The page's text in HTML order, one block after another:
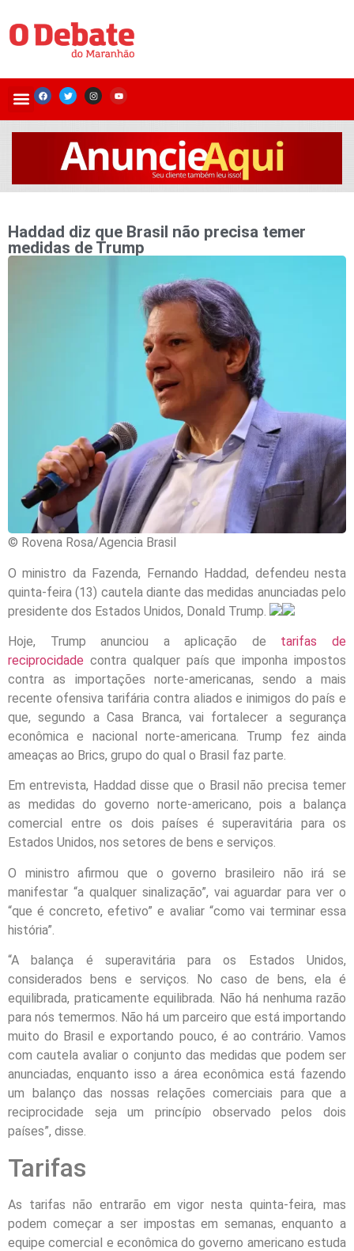
Haddad diz que Brasil não precisa temer
medidas de Trump
© Rovena Rosa/Agencia Brasil
O ministro da Fazenda, Fernando Haddad, defendeu nesta
quinta-feira (13) cautela diante das medidas anunciadas pelo
presidente dos Estados Unidos, Donald Trump.
Hoje, Trump anunciou a aplicação de tarifas de
reciprocidade contra qualquer país que imponha impostos
contra as importações norte-americanas, sendo a mais
recente ofensiva tarifária contra aliados e inimigos do país e
que, segundo a Casa Branca, vai fortalecer a segurança
econômica e nacional norte-americana. Trump fez ainda
ameaças ao Brics, grupo do qual o Brasil faz parte.
Em entrevista, Haddad disse que o Brasil não precisa temer
as medidas do governo norte-americano, pois a balança
comercial entre os dois países é superavitária para os
Estados Unidos, nos setores de bens e serviços.
O ministro afirmou que o governo brasileiro não irá se
manifestar “a qualquer sinalização”, vai aguardar para ver o
“que é concreto, efetivo” e avaliar “como vai terminar essa
história”.
“A balança é superavitária para os Estados Unidos,
considerados bens e serviços. No caso de bens, ela é
equilibrada, praticamente equilibrada. Não há nenhuma razão
para nós temermos. Não há um parceiro que está importando
muito do Brasil e exportando pouco, é ao contrário. Vamos
com cautela avaliar o conjunto das medidas que podem ser
anunciadas, enquanto isso a área econômica está fazendo
um balanço das nossas relações comerciais para que a
reciprocidade seja um princípio observado pelos dois
países”, disse.
Tarifas
As tarifas não entrarão em vigor nesta quinta-feira, mas
podem começar a ser impostas em semanas, enquanto a
equipe comercial e econômica do governo americano estuda